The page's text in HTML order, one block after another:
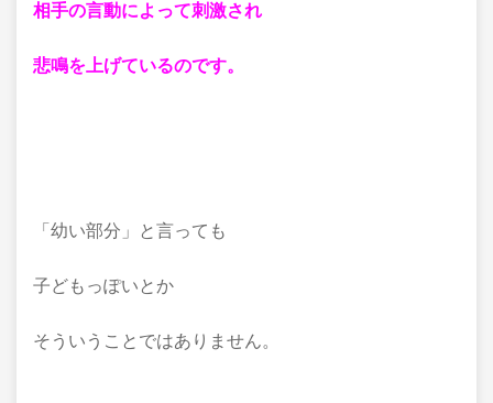
相手の言動によって刺激され
悲鳴を上げているのです。
「幼い部分」と言っても
子どもっぽいとか
そういうことではありません。